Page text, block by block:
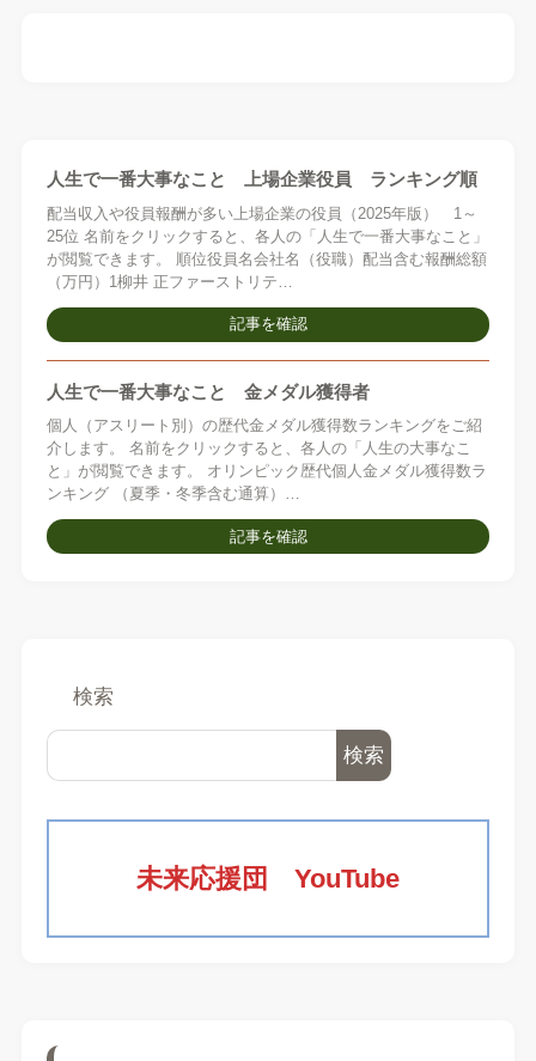
人生で一番大事なこと 上場企業役員 ランキング順
配当収入や役員報酬が多い上場企業の役員（2025年版） 1～
25位 名前をクリックすると、各人の「人生で一番大事なこと」
が閲覧できます。 順位役員名会社名（役職）配当含む報酬総額
（万円）1柳井 正ファーストリテ…
記事を確認
人生で一番大事なこと 金メダル獲得者
個人（アスリート別）の歴代金メダル獲得数ランキングをご紹
介します。 名前をクリックすると、各人の「人生の大事なこ
と」が閲覧できます。 オリンピック歴代個人金メダル獲得数ラ
ンキング （夏季・冬季含む通算）…
記事を確認
検索
検索
未来応援団 YouTube